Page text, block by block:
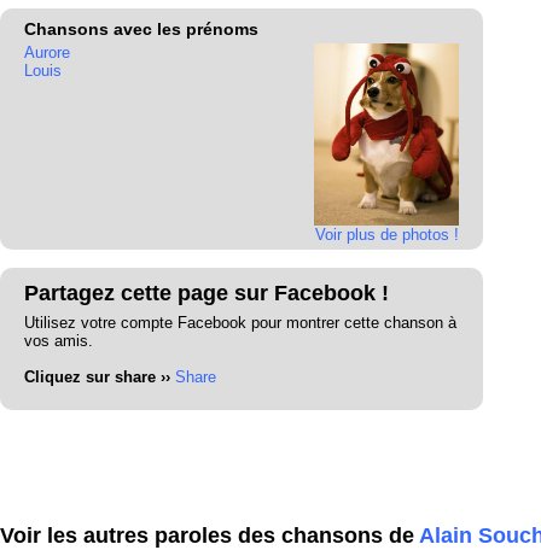
Chansons avec les prénoms
Voir plus de photos !
Aurore
Louis
Partagez cette page sur Facebook !
Utilisez votre compte Facebook pour montrer cette chanson à
vos amis.
Cliquez sur share ›› Share
Voir les autres paroles des chansons de Alain